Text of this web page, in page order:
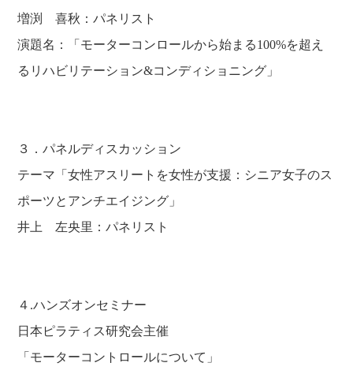
増渕 喜秋：パネリスト
演題名：「モーターコンロールから始まる100%を超え
るリハビリテーション&コンディショニング」
３．パネルディスカッション
テーマ「女性アスリートを女性が支援：シニア女子のス
ポーツとアンチエイジング」
井上 左央里：パネリスト
４.ハンズオンセミナー
日本ピラティス研究会主催
「モーターコントロールについて」